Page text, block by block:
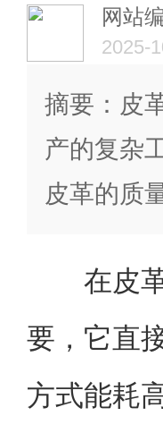
网站
2025-
摘要：皮
产的复杂
皮革的质
在皮革
要，它直
方式能耗